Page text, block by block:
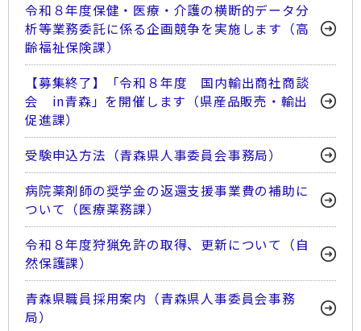
令和８年度保健・医療・介護の横断的データ分
析等業務委託に係る企画競争を実施します（高
齢福祉保険課）
【募集終了】「令和８年度 国内輸出商社商談
会 in青森」を開催します（県産品販売・輸出
促進課）
受験申込方法（青森県人事委員会事務局）
病院薬剤師の奨学金の返還支援事業費の補助に
ついて（医療薬務課）
令和８年度狩猟免許の取得、更新について（自
然保護課）
青森県職員採用案内（青森県人事委員会事務
局）